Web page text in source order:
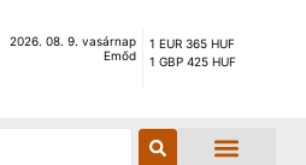
2026. 08. 9. vasárnap
Emőd
1 EUR 365 HUF
1 GBP 425 HUF